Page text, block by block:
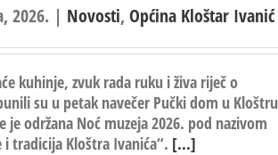
2026. | Novosti, Općina Kloštar Ivanić
kuhinje, zvuk rada ruku i živa riječ o
su u petak navečer Pučki dom u Kloštru
je održana Noć muzeja 2026. pod nazivom
i tradicija Kloštra Ivanića“. [...]